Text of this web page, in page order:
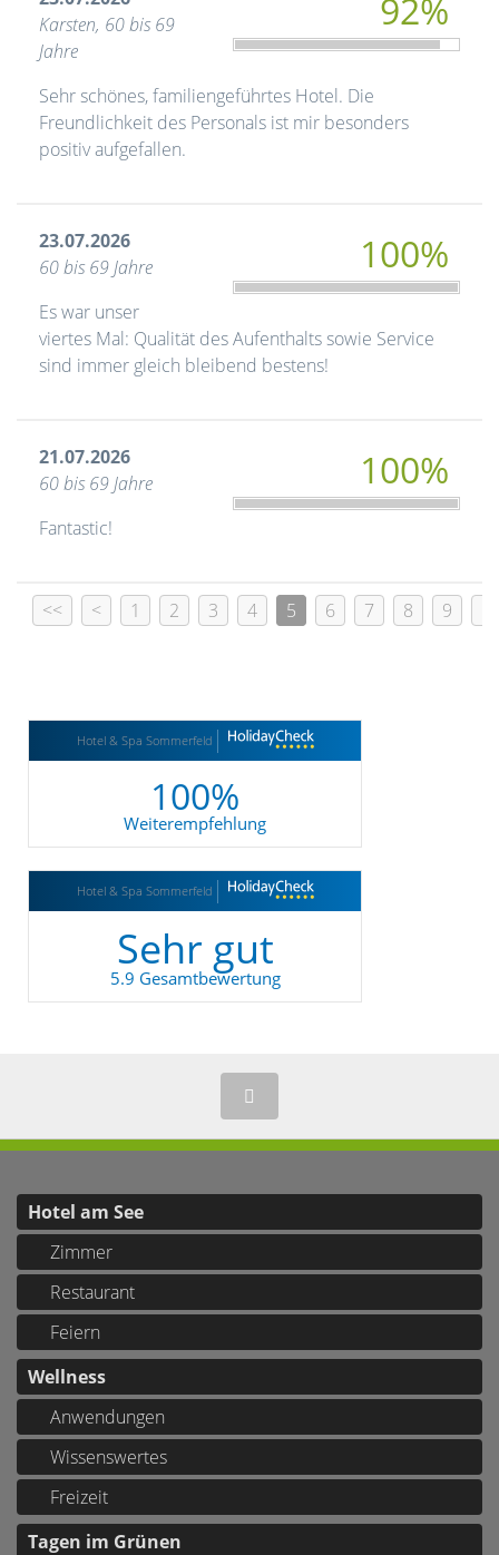
92%
Karsten, 60 bis 69
Jahre
Sehr schönes, familiengeführtes Hotel. Die
Freundlichkeit des Personals ist mir besonders
positiv aufgefallen.
100%
23.07.2026
60 bis 69 Jahre
Es war unser
viertes Mal: Qualität des Aufenthalts sowie Service
sind immer gleich bleibend bestens!
100%
21.07.2026
60 bis 69 Jahre
Fantastic!
<< < 1 2 3 4 5 6 7 8 9
Hotel & Spa Sommerfeld
100%
Weiterempfehlung
Hotel & Spa Sommerfeld
Sehr gut
5.9 Gesamtbewertung
Hotel am See
Zimmer
Restaurant
Feiern
Wellness
Anwendungen
Wissenswertes
Freizeit
Tagen im Grünen